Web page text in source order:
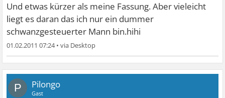
Und etwas kürzer als meine Fassung. Aber vieleicht
liegt es daran das ich nur ein dummer
schwanzgesteuerter Mann bin.hihi
01.02.2011 07:24•
P Pilongo
Gast